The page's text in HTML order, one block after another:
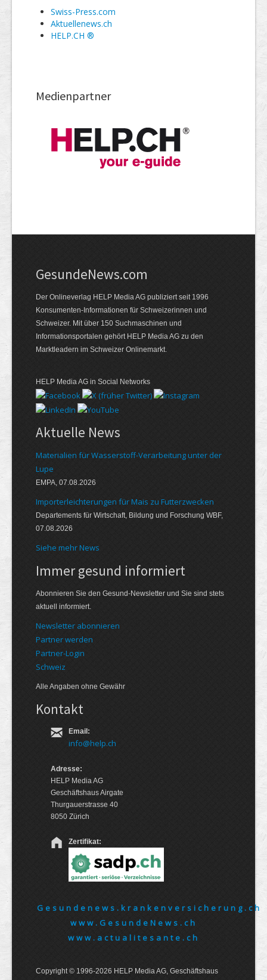
Swiss-Press.com
Aktuellenews.ch
HELP.CH ®
Medienpartner
GesundeNews.com
Der Onlineverlag HELP Media AG publiziert seit 1996
Konsumenten-Informationen für Schweizerinnen und
Schweizer. Mit über 150 Suchmaschinen und
Informationsportalen gehört HELP Media AG zu den
Marktleadern im Schweizer Onlinemarkt.
HELP Media AG in Social Networks
Aktuelle News
Materialien für Wasserstoff-Verarbeitung unter der
Lupe
EMPA, 07.08.2026
Importerleichterungen für Mais zu Futterzwecken
Departements für Wirtschaft, Bildung und Forschung WBF,
07.08.2026
Siehe mehr News
Immer gesund informiert
Abonnieren Sie den Gesund-Newsletter und Sie sind stets
aktuell informiert.
Newsletter abonnieren
Partner werden
Partner-Login
Schweiz
Alle Angaben ohne Gewähr
Kontakt
Email:
info@help.ch
Adresse:
HELP Media AG
Geschäftshaus Airgate
Thurgauerstrasse 40
8050 Zürich
Zertifikat:
Gesundenews.krankenversicherung.ch
www.GesundeNews.ch
www.actualitesante.ch
Copyright © 1996-2026 HELP Media AG, Geschäftshaus